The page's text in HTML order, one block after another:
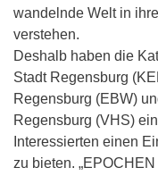
wandelnde Welt in
verstehen.
Deshalb haben die
Stadt Regensburg
Regensburg (EBW)
Regensburg (VHS)
Interessierten einen
zu bieten.